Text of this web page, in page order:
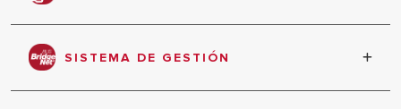
Acceso frontal a todos los componentes
principales
SISTEMA DE GESTIÓN
Nuevo protocolo de comunicación desarrollado